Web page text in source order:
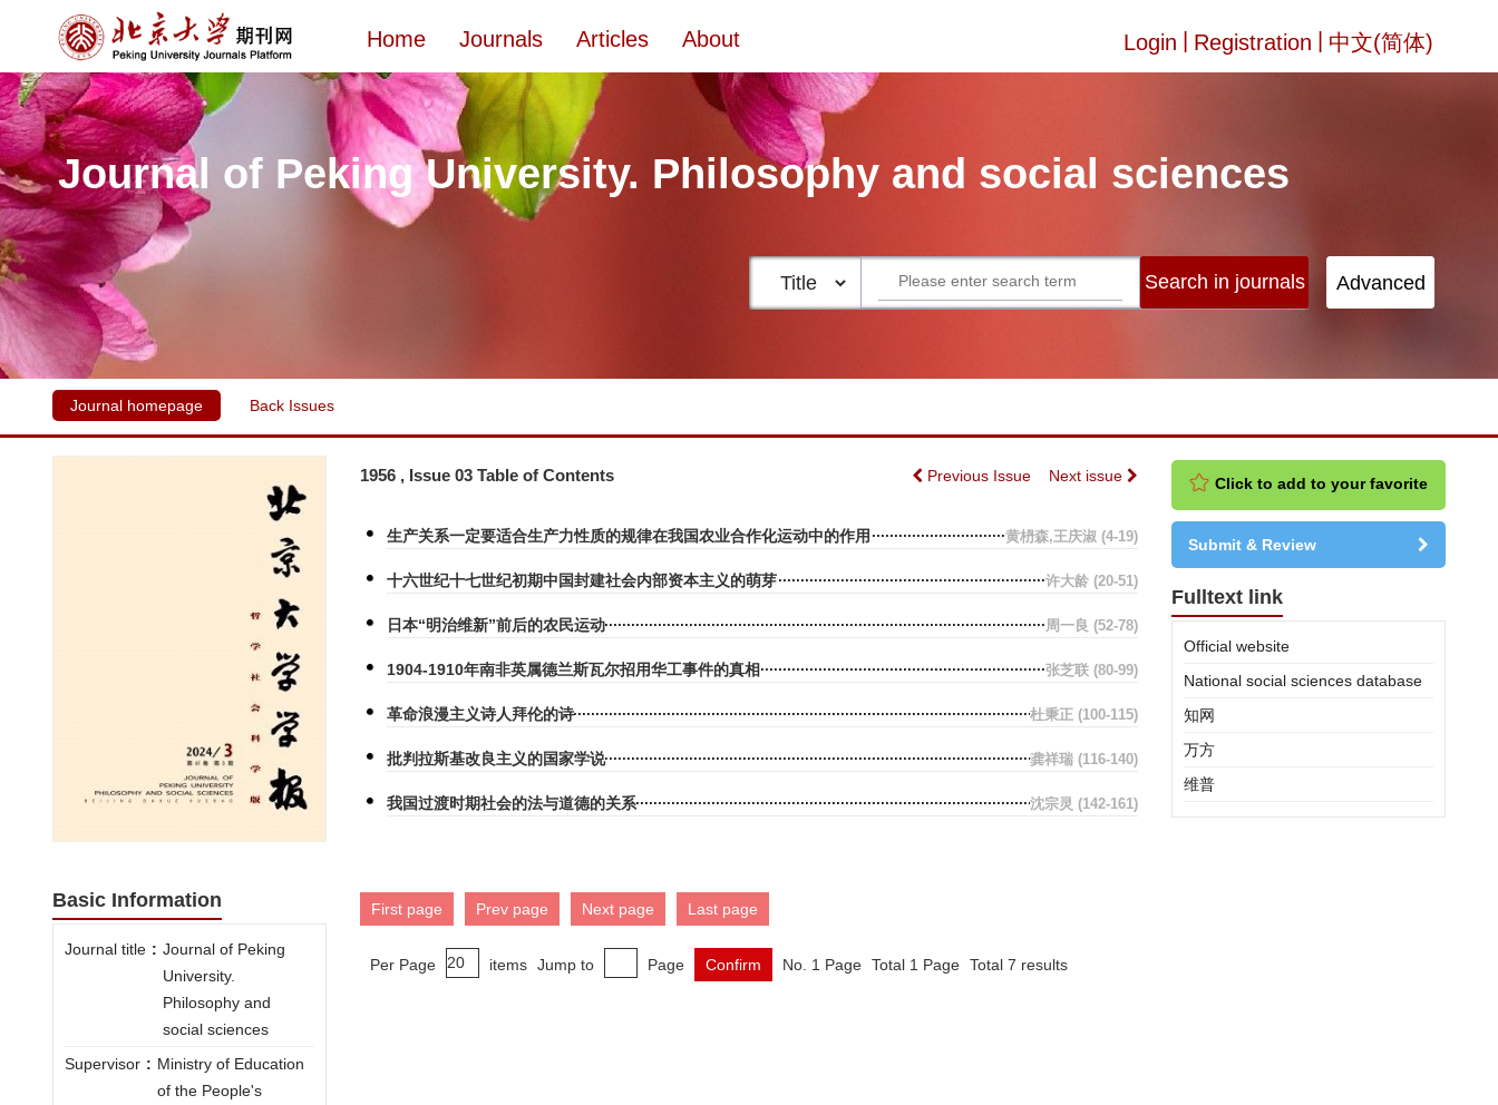
Login Registration 中文(简体)
Home Journals Articles About
Journal of Peking University. Philosophy and social sciences
Journal homepage Back Issues
Basic Information
Journal title : Journal of Peking
University.
Philosophy and
social sciences
Supervisor : Ministry of Education
of the People's
1956 , Issue 03 Table of Contents Previous Issue Next issue
生产关系一定要适合生产力性质的规律在我国农业合作化运动中的作用 黄枬森,王庆淑 (4-19)
十六世纪十七世纪初期中国封建社会内部资本主义的萌芽 许大龄 (20-51)
日本“明治维新”前后的农民运动 周一良 (52-78)
1904-1910年南非英属德兰斯瓦尔招用华工事件的真相 张芝联 (80-99)
革命浪漫主义诗人拜伦的诗 杜秉正 (100-115)
批判拉斯基改良主义的国家学说 龚祥瑞 (116-140)
我国过渡时期社会的法与道德的关系 沈宗灵 (142-161)
First page Prev page Next page Last page
Per Page items Jump to Page Confirm No. 1 Page Total 1 Page Total 7 results
Click to add to your favorite
Submit & Review
Fulltext link
Official website
National social sciences database
知网
万方
维普